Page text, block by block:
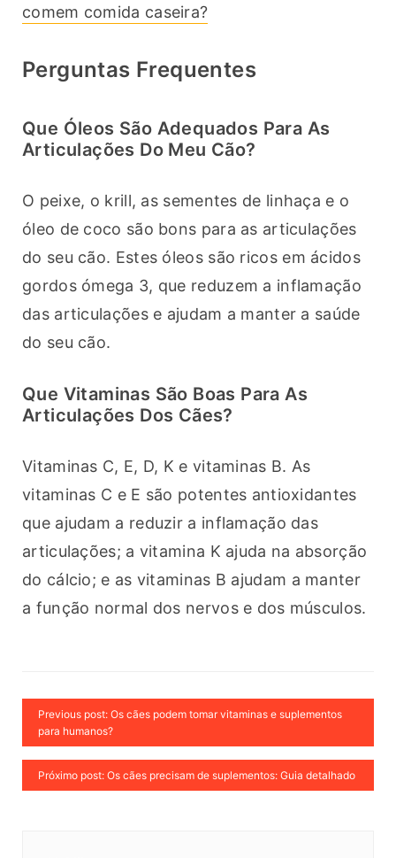
comem comida caseira?
Perguntas Frequentes
Que Óleos São Adequados Para As
Articulações Do Meu Cão?
O peixe, o krill, as sementes de linhaça e o
óleo de coco são bons para as articulações
do seu cão. Estes óleos são ricos em ácidos
gordos ómega 3, que reduzem a inflamação
das articulações e ajudam a manter a saúde
do seu cão.
Que Vitaminas São Boas Para As
Articulações Dos Cães?
Vitaminas C, E, D, K e vitaminas B. As
vitaminas C e E são potentes antioxidantes
que ajudam a reduzir a inflamação das
articulações; a vitamina K ajuda na absorção
do cálcio; e as vitaminas B ajudam a manter
a função normal dos nervos e dos músculos.
Previous post: Os cães podem tomar vitaminas e suplementos
para humanos?
Próximo post: Os cães precisam de suplementos: Guia detalhado